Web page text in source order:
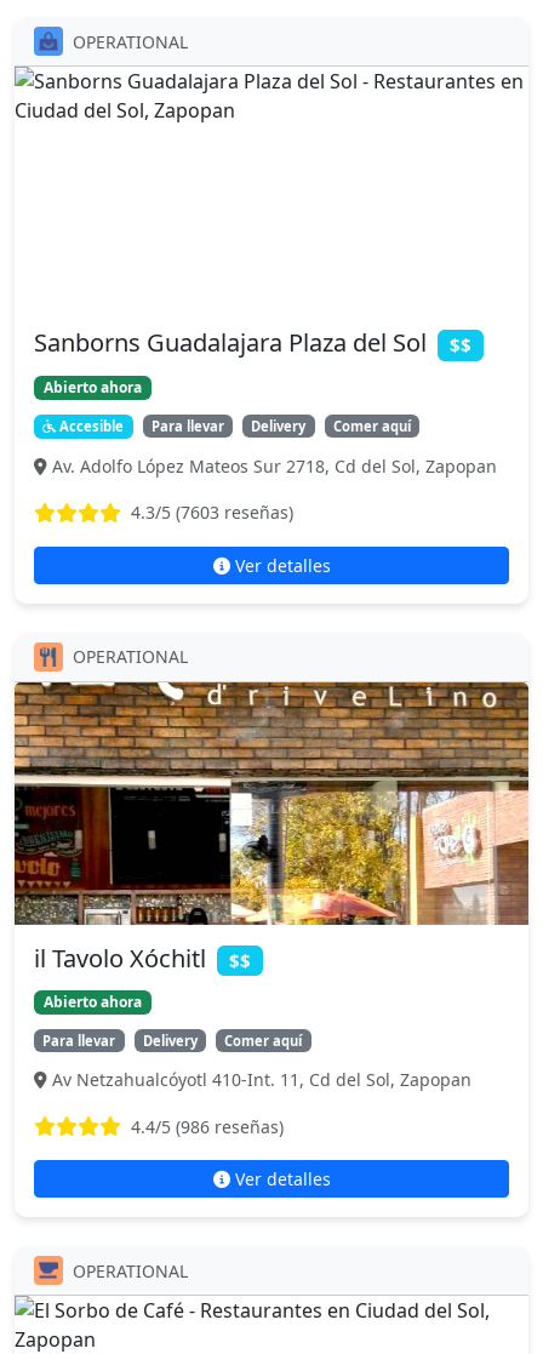
OPERATIONAL
Sanborns Guadalajara Plaza del Sol $$
Abierto ahora
Accesible Para llevar Delivery Comer aquí
Av. Adolfo López Mateos Sur 2718, Cd del Sol, Zapopan
4.3/5 (7603 reseñas)
Ver detalles
OPERATIONAL
il Tavolo Xóchitl $$
Abierto ahora
Para llevar Delivery Comer aquí
Av Netzahualcóyotl 410-Int. 11, Cd del Sol, Zapopan
4.4/5 (986 reseñas)
Ver detalles
OPERATIONAL